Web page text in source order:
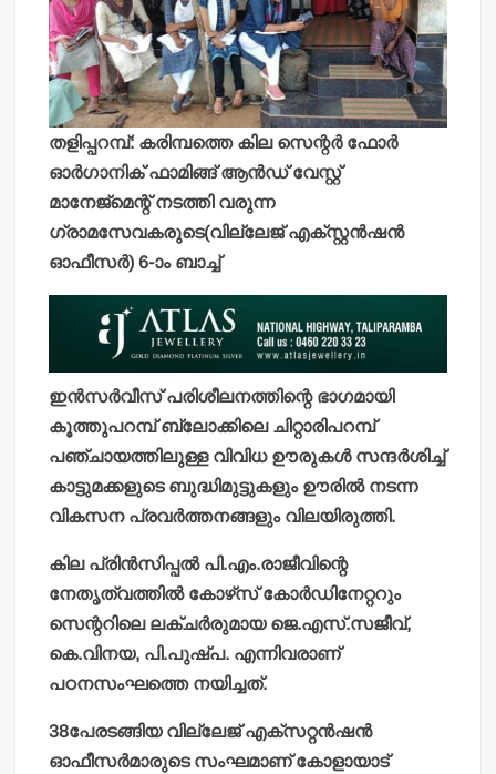
തളിപ്പറമ്പ്: കരിമ്പത്തെ കില സെന്റര്‍ ഫോര്‍
ഓര്‍ഗാനിക് ഫാമിങ്ങ് ആന്‍ഡ് വേസ്റ്റ്
മാനേജ്‌മെന്റ് നടത്തി വരുന്ന
ഗ്രാമസേവകരുടെ(വില്ലേജ് എക്സ്റ്റന്‍ഷന്‍
ഓഫീസര്‍) 6-ാം ബാച്ച്
ഇന്‍സര്‍വീസ് പരിശീലനത്തിന്റെ ഭാഗമായി
കൂത്തുപറമ്പ് ബ്ലോക്കിലെ ചിറ്റാരിപറമ്പ്
പഞ്ചായത്തിലുള്ള വിവിധ ഊരുകള്‍ സന്ദര്‍ശിച്ച്
കാട്ടുമക്കളുടെ ബുദ്ധിമുട്ടുകളും ഊരില്‍ നടന്ന
വികസന പ്രവര്‍ത്തനങ്ങളും വിലയിരുത്തി.
കില പ്രിന്‍സിപ്പല്‍ പി.എം.രാജീവിന്റെ
നേതൃത്വത്തില്‍ കോഴ്‌സ് കോര്‍ഡിനേറ്ററും
സെന്ററിലെ ലക്ചര്‍രുമായ ജെ.എസ്.സജീവ്,
കെ.വിനയ, പി.പുഷ്പ. എന്നിവരാണ്
പഠനസംഘത്തെ നയിച്ചത്.
38പേരടങ്ങിയ വില്ലേജ് എക്‌സറ്റന്‍ഷന്‍
ഓഫീസര്‍മാരുടെ സംഘമാണ് കോളായാട്